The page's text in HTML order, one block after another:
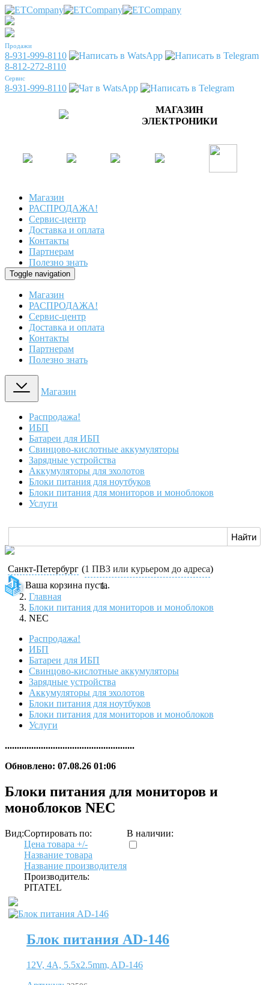
Продажи
8-931-999-8110
8-812-272-8110
Сервис
8-931-999-8110
МАГАЗИН
ЭЛЕКТРОНИКИ
Магазин
РАСПРОДАЖА!
Сервис-центр
Доставка и оплата
Контакты
Партнерам
Полезно знать
Toggle navigation
Магазин
РАСПРОДАЖА!
Сервис-центр
Доставка и оплата
Контакты
Партнерам
Полезно знать
Магазин
Распродажа!
ИБП
Батареи для ИБП
Свинцово-кислотные аккумуляторы
Зарядные устройства
Аккумуляторы для эхолотов
Блоки питания для ноутбуков
Блоки питания для мониторов и моноблоков
Услуги
Санкт-Петербург (1 ПВЗ или курьером до адреса)
Ваша корзина пуста.
Главная
Блоки питания для мониторов и моноблоков
NEC
Распродажа!
ИБП
Батареи для ИБП
Свинцово-кислотные аккумуляторы
Зарядные устройства
Аккумуляторы для эхолотов
Блоки питания для ноутбуков
Блоки питания для мониторов и моноблоков
Услуги
......................................................
Обновлено: 07.08.26 01:06
Блоки питания для мониторов и
моноблоков NEC
Вид:Сортировать по:
Цена товара +/-
Название товара
Название производителя
Производитель:
PITATEL
В наличии:
Блок питания AD-146
12V, 4A, 5.5х2.5mm, AD-146